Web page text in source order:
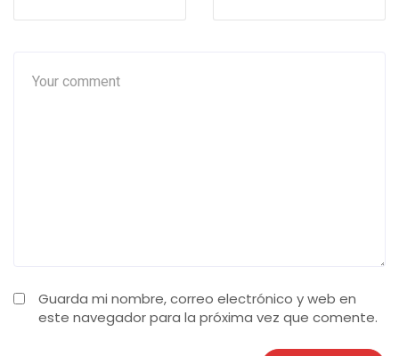
Guarda mi nombre, correo electrónico y web en
este navegador para la próxima vez que comente.